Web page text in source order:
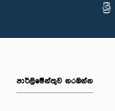
පාර්ලි‌මේන්තුව නරඹන්න